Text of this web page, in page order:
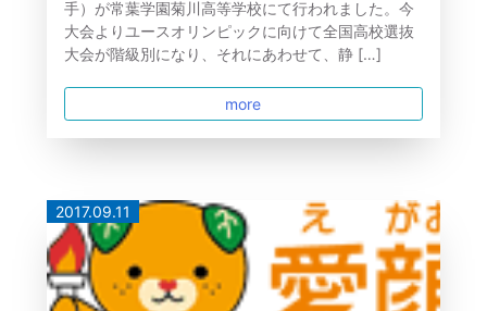
手）が常葉学園菊川高等学校にて行われました。今
大会よりユースオリンピックに向けて全国高校選抜
大会が階級別になり、それにあわせて、静 […]
more
2017.09.11